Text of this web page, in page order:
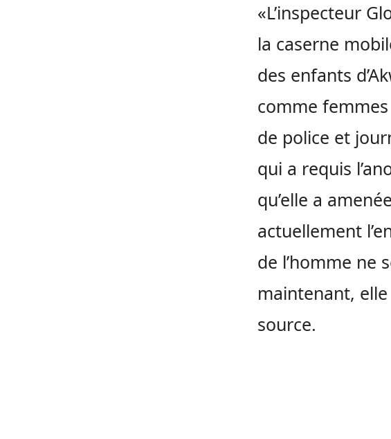
«L’inspecteur
la caserne
des enfants
comme
de police et
qui a requis
qu’elle a
actuellement
de l’homme ne
maintenant,
source.